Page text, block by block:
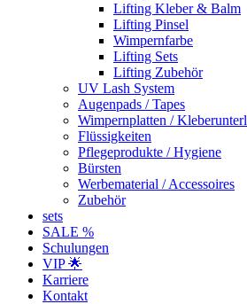
Lifting Kleber & Balm
Lifting Pinsel
Wimpernfarbe
Lifting Sets
Lifting Zubehör
UV Lash System
Augenpads / Tapes
Wimpernplatten /
Flüssigkeiten
Pflegeprodukte / Hygiene
Bürsten
Werbematerial / Accessoires
Zubehör
sets
SALE %
Schulungen
VIP 🌟
Karriere
Kontakt